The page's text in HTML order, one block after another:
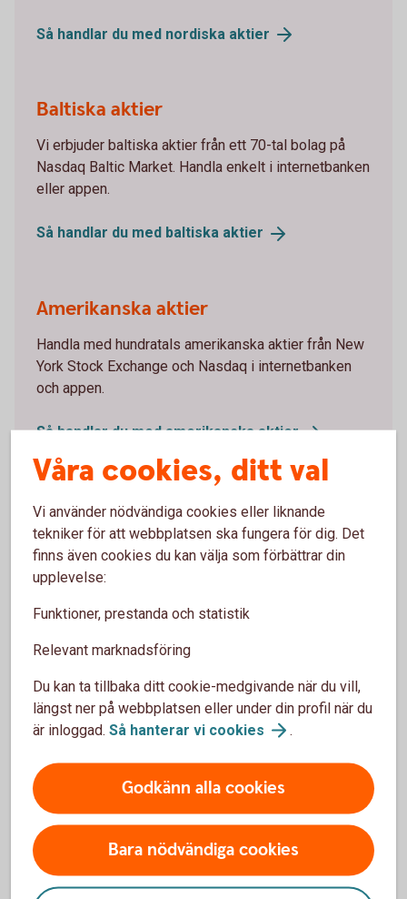
Så handlar du med nordiska aktier
Baltiska aktier
Vi erbjuder baltiska aktier från ett 70-tal bolag på
Nasdaq Baltic Market. Handla enkelt i internetbanken
eller appen.
Så handlar du med baltiska aktier
Amerikanska aktier
Handla med hundratals amerikanska aktier från New
York Stock Exchange och Nasdaq i internetbanken
och appen.
Så handlar du med amerikanskaaktier
Håll dig uppdaterad - Aktiellt
Dagliga bolagsanalyser, börskommentarer,
aktierekommendationer, förvaltarkommentarer och
Aktiellt (swedbank-aktiellt.se)
Handla aktier som kund
Redan kund? Logga in och handlaaktier
Våra cookies, ditt val
Vi använder nödvändiga cookies eller liknande
tekniker för att webbplatsen ska fungera för dig. Det
finns även cookies du kan välja som förbättrar din
upplevelse:
Funktioner, prestanda och statistik
Relevant marknadsföring
Du kan ta tillbaka ditt cookie-medgivande när du vill,
längst ner på webbplatsen eller under din profil när du
är inloggad. Så hanterar vi cookies .
Godkänn alla cookies
Bara nödvändiga cookies